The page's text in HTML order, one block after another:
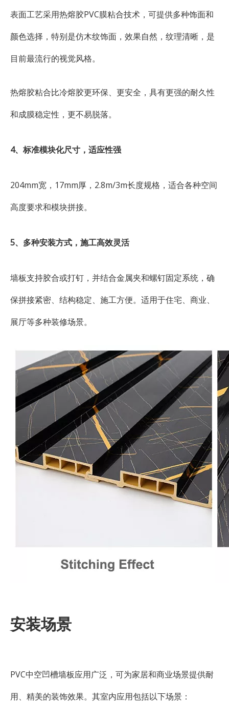
表面工艺采用热熔胶PVC膜粘合技术，可提供多种饰面和
颜色选择，特别是仿木纹饰面，效果自然，纹理清晰，是
目前最流行的视觉风格。
热熔胶粘合比冷熔胶更环保、更安全，具有更强的耐久性
和成膜稳定性，更不易脱落。
4、标准模块化尺寸，适应性强
204mm宽，17mm厚，2.8m/3m长度规格，适合各种空间
高度要求和模块拼接。
5、多种安装方式，施工高效灵活
墙板支持胶合或打钉，并结合金属夹和螺钉固定系统，确
保拼接紧密、结构稳定、施工方便。适用于住宅、商业、
展厅等多种装修场景。
安装场景
PVC中空凹槽墙板应用广泛，可为家居和商业场景提供耐
用、精美的装饰效果。其室内应用包括以下场景：